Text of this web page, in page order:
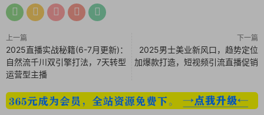
音轨提取：从视频中提取高质量音频
音频剪辑：精准剪切制作个性铃声
实用的图片处理
图片转换：JPG、PNG、GIF等格式互转
智能压缩：减小图片体积不影响清晰度
分辨率调整：适配不同平台和设备需求
为什么选择我们？
上一篇
2025直播实战秘籍(6-7月更新)：
自然流千川双引擎打法，7天转型
运营型主播
下一篇
2025男士美业新风口，趋势定位
加爆款打造，短视频引流直播促销